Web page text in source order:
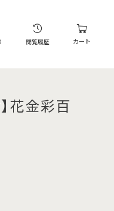
閲覧履歴 カート
花金彩百